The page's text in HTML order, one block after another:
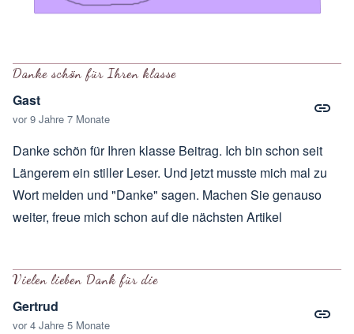
Danke schön für Ihren klasse
Gast
vor 9 Jahre 7 Monate
Danke schön für Ihren klasse Beitrag. Ich bin schon seit
Längerem ein stiller Leser. Und jetzt musste mich mal zu
Wort melden und "Danke" sagen. Machen Sie genauso
weiter, freue mich schon auf die nächsten Artikel
Vielen lieben Dank für die
Gertrud
vor 4 Jahre 5 Monate